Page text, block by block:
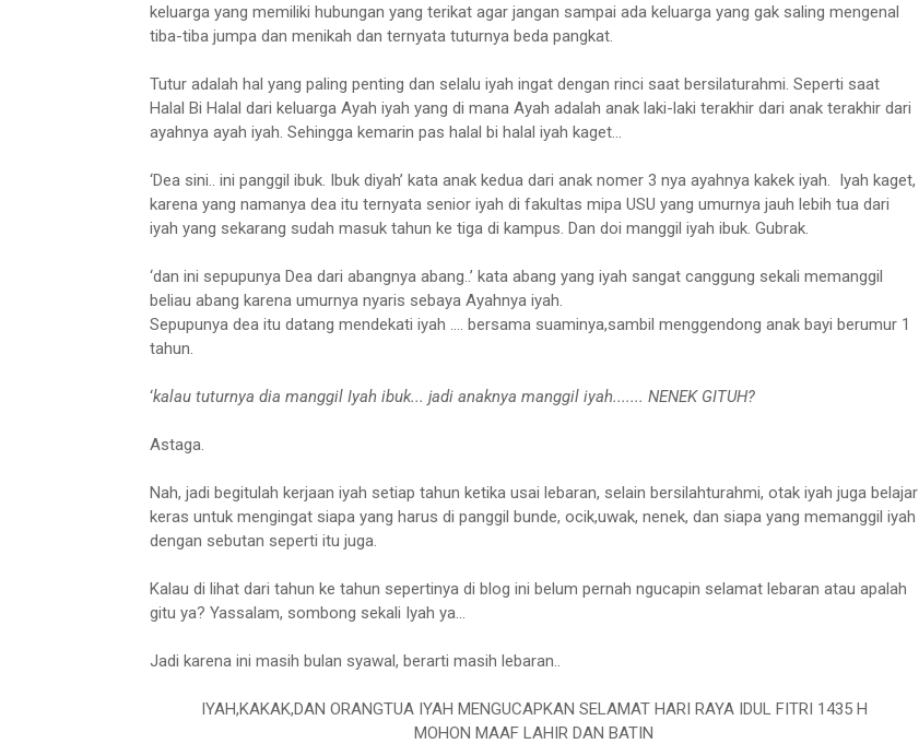
keluarga yang memiliki hubungan yang terikat agar jangan sampai ada keluarga yang gak saling mengenal
tiba-tiba jumpa dan menikah dan ternyata tuturnya beda pangkat.
Tutur adalah hal yang paling penting dan selalu iyah ingat dengan rinci saat bersilaturahmi. Seperti saat
Halal Bi Halal dari keluarga Ayah iyah yang di mana Ayah adalah anak laki-laki terakhir dari anak terakhir dari
ayahnya ayah iyah. Sehingga kemarin pas halal bi halal iyah kaget...
‘Dea sini.. ini panggil ibuk. Ibuk diyah’ kata anak kedua dari anak nomer 3 nya ayahnya kakek iyah. Iyah kaget,
karena yang namanya dea itu ternyata senior iyah di fakultas mipa USU yang umurnya jauh lebih tua dari
iyah yang sekarang sudah masuk tahun ke tiga di kampus. Dan doi manggil iyah ibuk. Gubrak.
‘dan ini sepupunya Dea dari abangnya abang..’ kata abang yang iyah sangat canggung sekali memanggil
beliau abang karena umurnya nyaris sebaya Ayahnya iyah.
Sepupunya dea itu datang mendekati iyah .... bersama suaminya,sambil menggendong anak bayi berumur 1
tahun.
‘kalau tuturnya dia manggil Iyah ibuk... jadi anaknya manggil iyah....... NENEK GITUH?
Astaga.
Nah, jadi begitulah kerjaan iyah setiap tahun ketika usai lebaran, selain bersilahturahmi, otak iyah juga belajar
keras untuk mengingat siapa yang harus di panggil bunde, ocik,uwak, nenek, dan siapa yang memanggil iyah
dengan sebutan seperti itu juga.
Kalau di lihat dari tahun ke tahun sepertinya di blog ini belum pernah ngucapin selamat lebaran atau apalah
gitu ya? Yassalam, sombong sekali Iyah ya...
Jadi karena ini masih bulan syawal, berarti masih lebaran..
IYAH,KAKAK,DAN ORANGTUA IYAH MENGUCAPKAN SELAMAT HARI RAYA IDUL FITRI 1435 H
MOHON MAAF LAHIR DAN BATIN